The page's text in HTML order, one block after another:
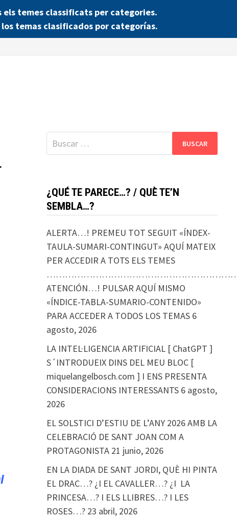
els temes classificats per categories.
los temas clasificados por categorías.
Buscar:
¿QUÉ TE PARECE…? / QUÈ TE’N
SEMBLA…?
ALERTA…! PREMEU TOT SEGUIT «ÍNDEX-
TAULA-SUMARI-CONTINGUT» AQUÍ MATEIX
PER ACCEDIR A TOTS ELS TEMES
ATENCIÓN…! PULSAR AQUÍ MISMO
«ÍNDICE-TABLA-SUMARIO-CONTENIDO»
PARA ACCEDER A TODOS LOS TEMAS 6
agosto, 2026
LA INTEL·LIGENCIA ARTIFICIAL [ ChatGPT ]
S´INTRODUEIX DINS DEL MEU BLOC [
miquelangelbosch.com ] I ENS PRESENTA
CONSIDERACIONS INTERESSANTS 6 agosto,
2026
EL SOLSTICI D’ESTIU DE L’ANY 2026 AMB LA
CELEBRACIÓ DE SANT JOAN COM A
PROTAGONISTA 21 junio, 2026
EN LA DIADA DE SANT JORDI, QUÈ HI PINTA
EL DRAC…? ¿I EL CAVALLER…? ¿I LA
PRINCESA…? I ELS LLIBRES…? I LES
ROSES…? 23 abril, 2026